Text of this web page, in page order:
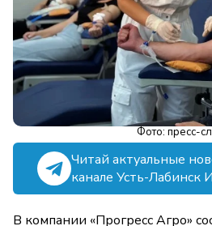
Фото: пресс-
Читай актуальные
канале Усть-Лабинск
В компании «Прогресс Агро»